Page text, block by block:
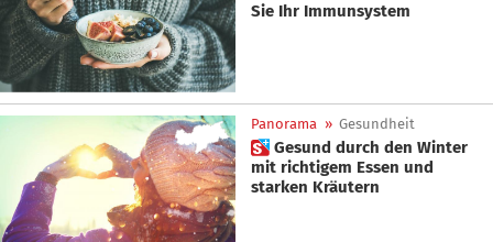
Sie Ihr Immunsystem
Panorama » Gesundheit
 Gesund durch den Winter
mit richtigem Essen und
starken Kräutern